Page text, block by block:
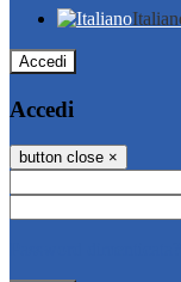
Accedi
Accedi
button close ×